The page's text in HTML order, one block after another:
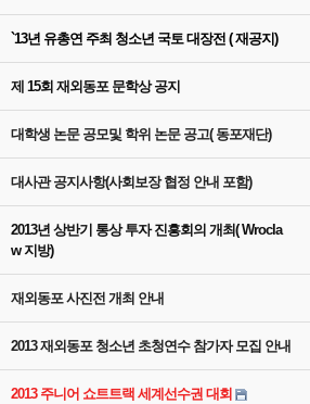
`13년 유총연 주최 청소년 국토 대장전 ( 재공지)
제 15회 재외동포 문학상 공지
대학생 논문 공모및 학위 논문 공고( 동포재단)
대사관 공지사항(사회보장 협정 안내 포함)
2013년 상반기 통상 투자 진흥회의 개최( Wrocla
w 지방)
재외동포 사진전 개최 안내
2013 재외동포 청소년 초청연수 참가자 모집 안내
2013 주니어 쇼트트랙 세계선수권 대회